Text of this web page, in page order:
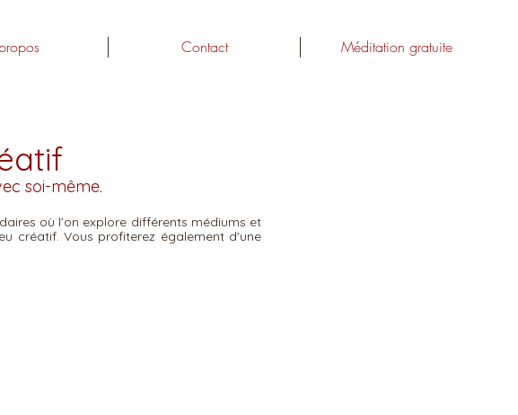
Contact Méditation gratuite
soi-même.
où l’on explore différents médiums et
créatif. Vous profiterez également d'une